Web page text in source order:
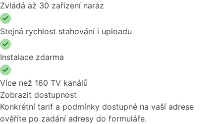
Zvládá až 30 zařízení naráz
Stejná rychlost stahování i uploadu
Instalace zdarma
Více než 160 TV kanálů
Zobrazit dostupnost
Konkrétní tarif a podmínky dostupné na vaší adrese
ověříte po zadání adresy do formuláře.